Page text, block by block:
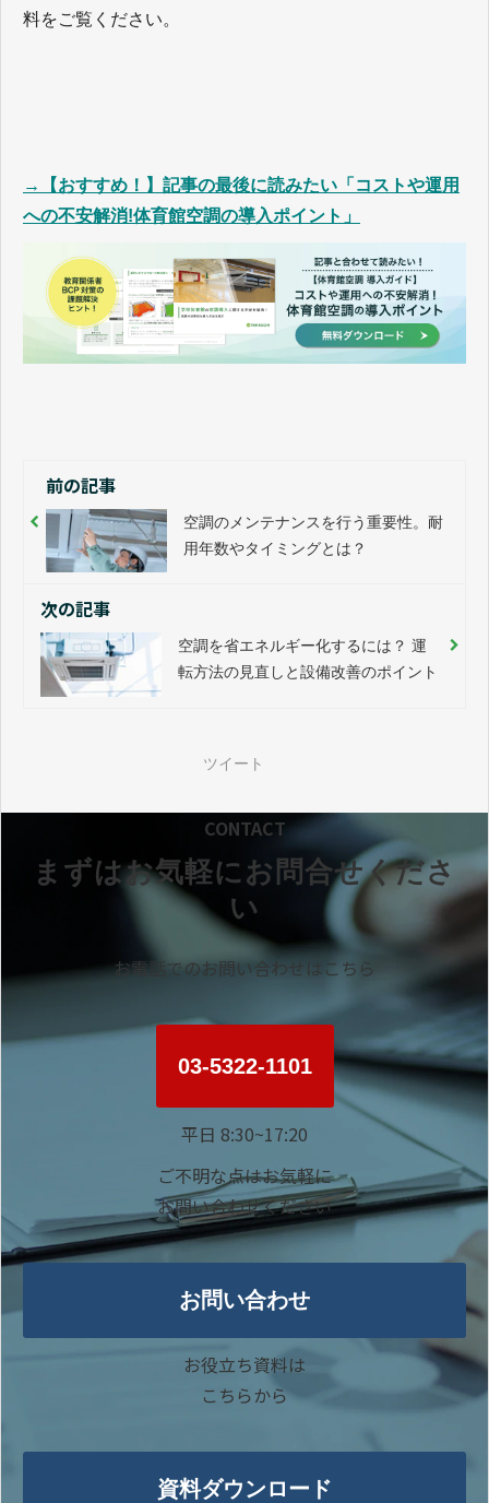
料をご覧ください。
→【おすすめ！】記事の最後に読みたい「コストや運用
への不安解消!体育館空調の導入ポイント」
前の記事
空調のメンテナンスを行う重要性。耐
用年数やタイミングとは？
次の記事
空調を省エネルギー化するには？ 運
転方法の見直しと設備改善のポイント
ツイート
CONTACT
まずはお気軽にお問合せくださ
い
お電話でのお問い合わせはこちら
03-5322-1101
平日 8:30~17:20
ご不明な点はお気軽に
お問い合わせください
お問い合わせ
お役立ち資料は
こちらから
資料ダウンロード